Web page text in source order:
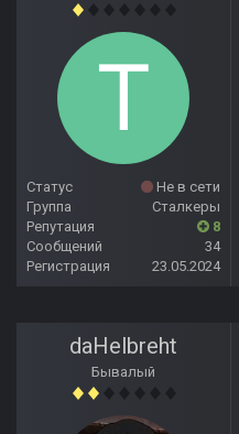
Статус
Не в сети
Группа
Сталкеры
Репутация
8
Сообщений
34
Регистрация
23.05.2024
daHelbreht
Бывалый